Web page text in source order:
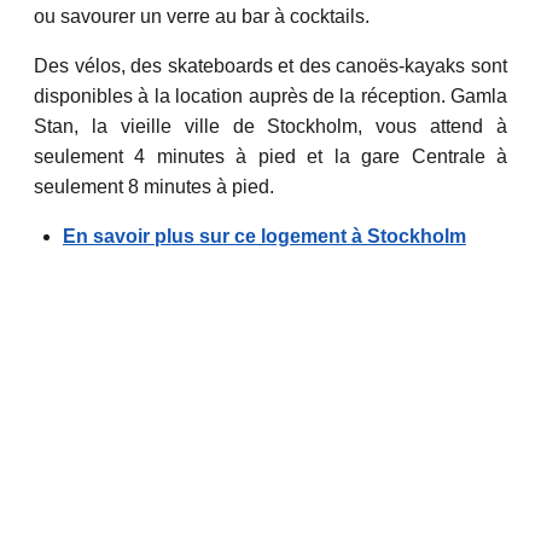
ou savourer un verre au bar à cocktails.
Des vélos, des skateboards et des canoës-kayaks sont
disponibles à la location auprès de la réception. Gamla
Stan, la vieille ville de Stockholm, vous attend à
seulement 4 minutes à pied et la gare Centrale à
seulement 8 minutes à pied.
En savoir plus sur ce logement à Stockholm